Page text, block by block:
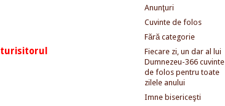
Anunţuri
Cuvinte de folos
Fără categorie
Fiecare zi, un dar al lui
Dumnezeu-366 cuvinte
de folos pentru toate
zilele anului
Imne bisericeşti